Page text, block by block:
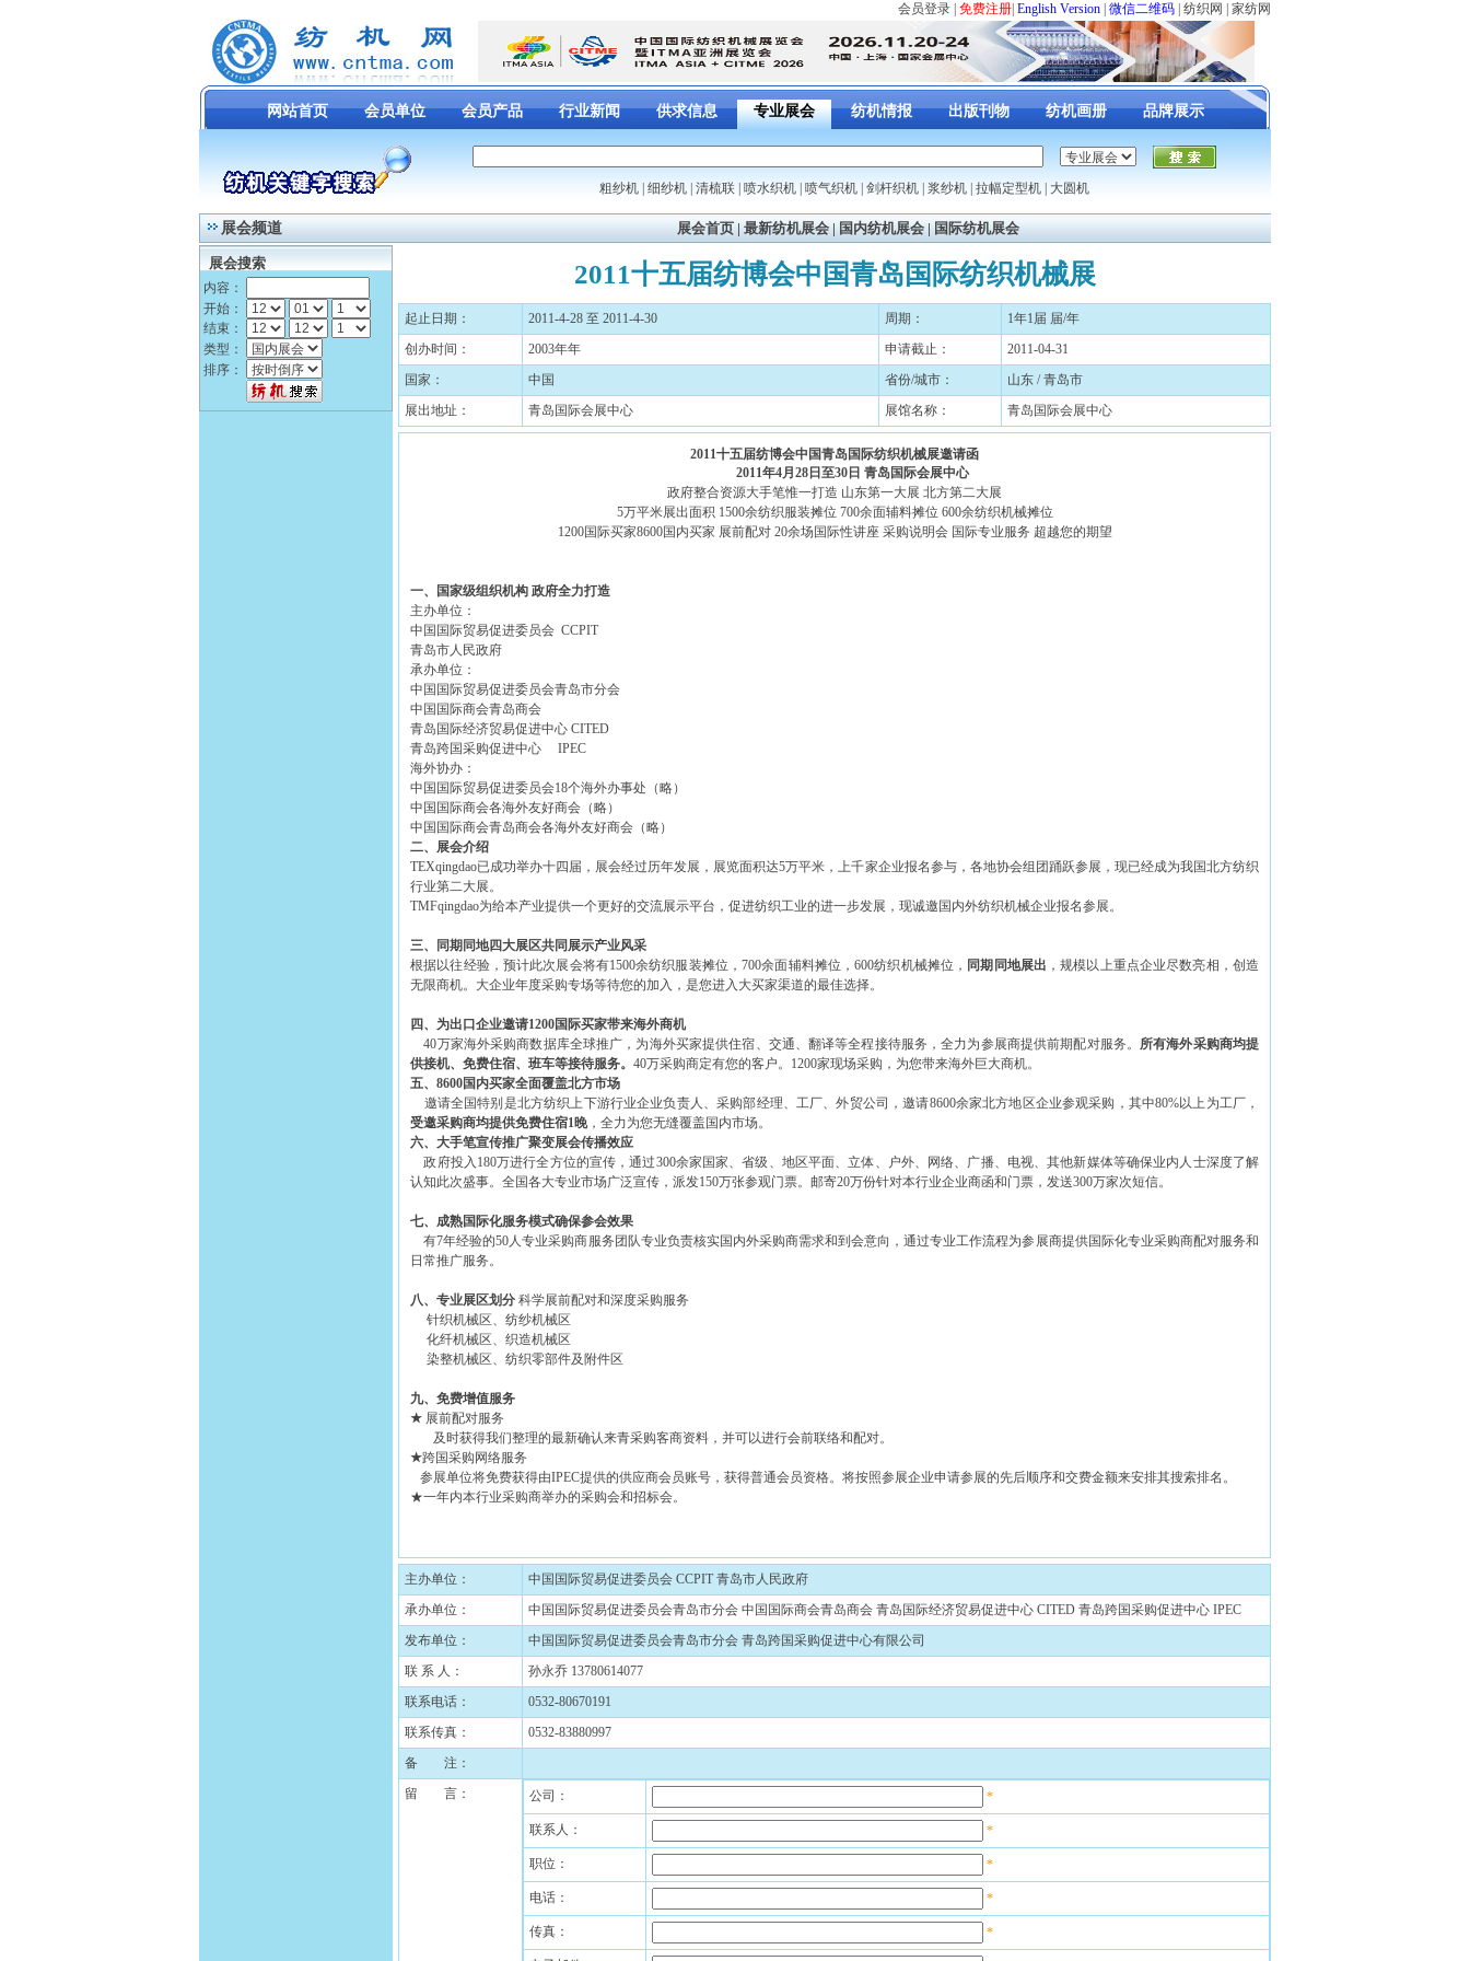
会员登录 免费注册 English Version 微信二维码 纺织网 家纺网
网站首页 会员单位 会员产品 行业新闻 供求信息 专业展会 纺机情报 出版刊物 纺机画册 品牌展示
粗纱机 细纱机 清梳联 喷水织机 喷气织机 剑杆织机 浆纱机 拉幅定型机 大圆机
展会频道 展会首页| 最新纺机展会| 国内纺机展会| 国际纺机展会
展会搜索
内容：
开始：
结束：
类型：
排序：
2011十五届纺博会中国青岛国际纺织机械展
起止日期： 2011-4-28 至 2011-4-30 周期：
1年1届 届/年
创办时间：
2003年年 申请截止：
2011-04-31
国家：
中国 省份/城市：
山东 / 青岛市
展出地址：
青岛国际会展中心 展馆名称： 青岛国际会展中心
2011十五届纺博会中国青岛国际纺织机械展邀请函
2011年4月 28日 至30日 青岛国际会展中心
政府整合资源大手笔惟一打造 山东第一大展 北方第二大展
5万平米展出面积 1500余纺织服装摊位 700余面辅料摊位 600余纺织机械摊位
1200国际买家8600国内买家 展前配对 20余场国际性讲座 采购说明会 国际专业服务 超越您的期望
一、国家级组织机构 政府全力打造
主办单位：
中国国际贸易促进委员会 CCPIT
青岛市人民政府
承办单位：
中国国际贸易促进委员会青岛市分会
中国国际商会青岛商会
青岛国际经济贸易促进中心 CITED
青岛跨国采购促进中心 IPEC
海外协办：
中国国际贸易促进委员会18个海外办事处（略）
中国国际商会各海外友好商会（略）
中国国际商会青岛商会各海外友好商会（略）
二、展会介绍
TEXqingdao已成功举办十四届，展会经过历年发展，展览面积达5万平米，上千家企业报名参与，各地协会组团踊跃参展，现已经成为我国北方纺织
行业第二大展。
TMFqingdao为给本产业提供一个更好的交流展示平台，促进纺织工业的进一步发展，现诚邀国内外纺织机械企业报名参展。
三、同期同地四大展区共同展示产业风采
根据以往经验，预计此次展会将有1500余纺织服装摊位，700余面辅料摊位，600纺织机械摊位， 同期同地展出 ，规模以上重点企业尽数亮相，创造
无限商机。大企业年度采购专场等待您的加入，是您进入大买家渠道的最佳选择。
四、为出口企业邀请1200国际买家带来海外商机
40万家海外采购商数据库全球推广，为海外买家提供住宿、交通、翻译等全程接待服务，全力为参展商提供前期配对服务。 所有海外采购商均提
供接机、免费住宿、班车等接待服务。 40万采购商定有您的客户。1200家现场采购，为您带来海外巨大商机。
五、 8600国内买家全面覆盖北方市场
邀请全国特别是北方纺织上下游行业企业负责人、采购部经理、工厂、外贸公司，邀请8600余家北方地区企业参观采购，其中80%以上为工厂，
受邀采购商均提供免费住宿1晚，全力为您无缝覆盖国内市场。
六、大手笔宣传推广聚变展会传播效应
政府投入180万进行全方位的宣传，通过300余家国家、省级、地区平面、立体、户外、网络、广播、电视、其他新媒体等确保业内人士深度了解
认知此次盛事。全国各大专业市场广泛宣传，派发150万张参观门票。邮寄20万份针对本行业企业商函和门票，发送300万家次短信。
七、成熟国际化服务模式确保参会效果
有7年经验的50人专业采购商服务团队专业负责核实国内外采购商需求和到会意向，通过专业工作流程为参展商提供国际化专业采购商配对服务和
日常推广服务。
八、专业展区划分 科学展前配对和深度采购服务
针织机械区、纺纱机械区
化纤机械区、织造机械区
染整机械区、纺织零部件及附件区
九、免费增值服务
★ 展前配对服务
及时获得我们整理的最新确认来青采购客商资料，并可以进行会前联络和配对。
★跨国采购网络服务
参展单位将免费获得由IPEC提供的供应商会员账号，获得普通会员资格。将按照参展企业申请参展的先后顺序和交费金额来安排其搜索排名。
★一年内本行业采购商举办的采购会和招标会。
主办单位：
中国国际贸易促进委员会 CCPIT 青岛市人民政府
承办单位：
中国国际贸易促进委员会青岛市分会 中国国际商会青岛商会 青岛国际经济贸易促进中心 CITED 青岛跨国采购促进中心 IPEC
发布单位：
中国国际贸易促进委员会青岛市分会 青岛跨国采购促进中心有限公司
联 系 人：
孙永乔 13780614077
联系电话：
0532-80670191
联系传真：
0532-83880997
备 注：
留 言：
公司： *
联系人： *
职位： *
电话： *
传真： *